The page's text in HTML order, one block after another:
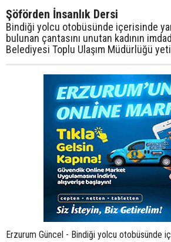
Şöförden İnsanlık Dersi
Bindiği yolcu otobüsünde içerisinde
bulunan çantasını unutan kadının
Belediyesi Toplu Ulaşım Müdürlüğü
Erzurum Güncel - Bindiği yolcu otobüsünde